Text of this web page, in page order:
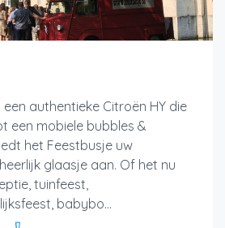
authentieke Citroën HY die
een mobiele bubbles &
het Feestbusje uw
glaasje aan. Of het nu
tuinfeest,
babybo...